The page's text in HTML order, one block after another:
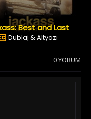
Best and Last
Dublaj & Altyazı
0 YORUM